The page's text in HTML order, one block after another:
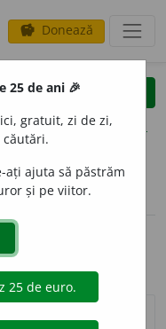
savings Donează
clear
opțiuni
25 de ani 🎉
gratuit, zi de zi,
ați ajuta să păstrăm
și pe viitor.